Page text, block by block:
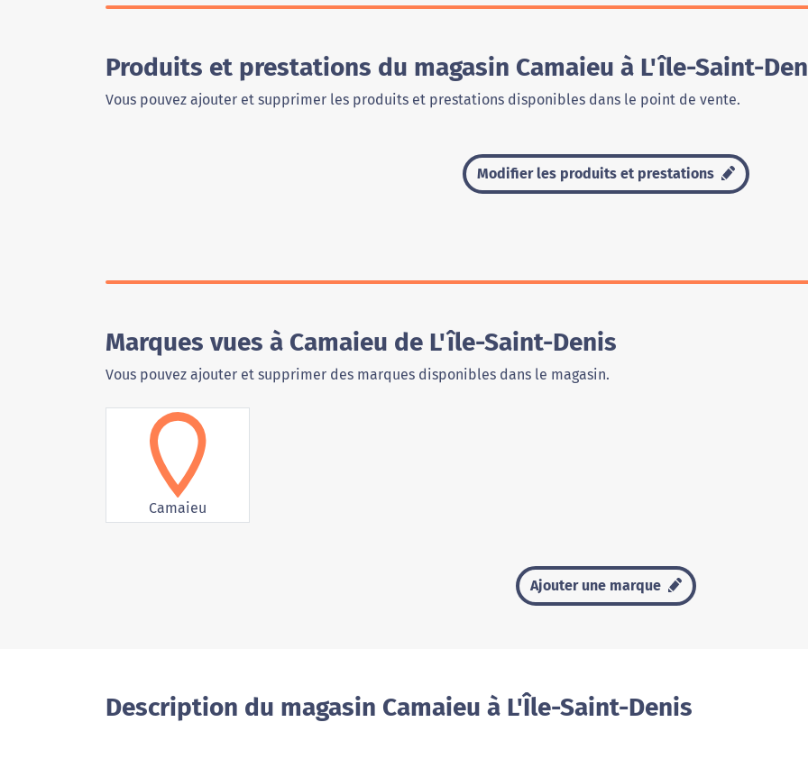
Produits et prestations du magasin Camaieu à L'île-Saint-
Vous pouvez ajouter et supprimer les produits et prestations disponibles dans le point de vente.
Modifier les produits et prestations
Marques vues à Camaieu de L'île-Saint-Denis
Vous pouvez ajouter et supprimer des marques disponibles dans le magasin.
Camaieu
Ajouter une marque
Description du magasin Camaieu à L'Île-Saint-Denis